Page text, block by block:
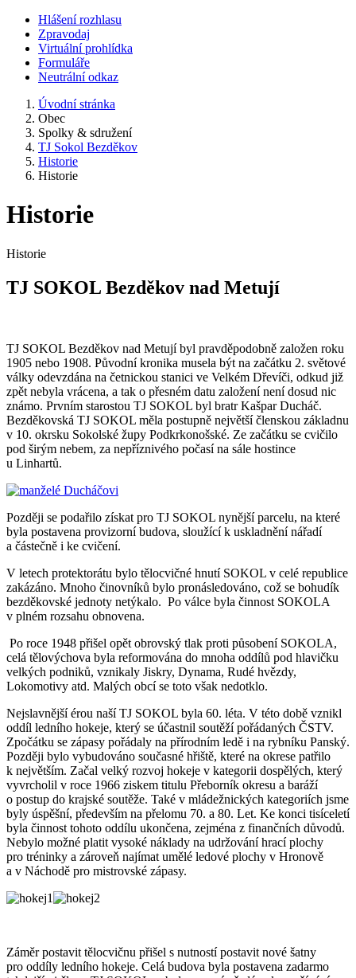
Hlášení rozhlasu
Zpravodaj
Virtuální prohlídka
Formuláře
Neutrální odkaz
Úvodní stránka
Obec
Spolky & sdružení
TJ Sokol Bezděkov
Historie
Historie
Historie
Historie
TJ SOKOL Bezděkov nad Metují
TJ SOKOL Bezděkov nad Metují byl pravděpodobně založen roku
1905 nebo 1908. Původní kronika musela být na začátku 2. světové
války odevzdána na četnickou stanici ve Velkém Dřevíči, odkud již
zpět nebyla vrácena, a tak o přesném datu založení není dosud nic
známo. Prvním starostou TJ SOKOL byl bratr Kašpar Ducháč.
Bezděkovská TJ SOKOL měla postupně největší členskou základnu
v 10. okrsku Sokolské župy Podkrkonošské. Ze začátku se cvičilo
pod širým nebem, za nepříznivého počasí na sále hostince
u Linhartů.
Později se podařilo získat pro TJ SOKOL nynější parcelu, na které
byla postavena provizorní budova, sloužící k uskladnění nářadí
a částečně i ke cvičení.
V letech protektorátu bylo tělocvičné hnutí SOKOL v celé republice
zakázáno. Mnoho činovníků bylo pronásledováno, což se bohudík
bezděkovské jednoty netýkalo. Po válce byla činnost SOKOLA
v plném rozsahu obnovena.
Po roce 1948 přišel opět obrovský tlak proti působení SOKOLA,
celá tělovýchova byla reformována do mnoha oddílů pod hlavičku
velkých podniků, vznikaly Jiskry, Dynama, Rudé hvězdy,
Lokomotivy atd. Malých obcí se toto však nedotklo.
Nejslavnější érou naší TJ SOKOL byla 60. léta. V této době vznikl
oddíl ledního hokeje, který se účastnil soutěží pořádaných ČSTV.
Zpočátku se zápasy pořádaly na přírodním ledě i na rybníku Panský.
Později bylo vybudováno současné hřiště, které na okrese patřilo
k největším. Začal velký rozvoj hokeje v kategorii dospělých, který
vyvrcholil v roce 1966 ziskem titulu Přeborník okresu a baráží
o postup do krajské soutěže. Také v mládežnických kategoriích jsme
byly úspěšní, především na přelomu 70. a 80. Let. Ke konci tisíceletí
byla činnost tohoto oddílu ukončena, zejména z finančních důvodů.
Nebylo možné platit vysoké náklady na udržování hrací plochy
pro tréninky a zároveň najímat umělé ledové plochy v Hronově
a v Náchodě pro mistrovské zápasy.
Záměr postavit tělocvičnu přišel s nutností postavit nové šatny
pro oddíly ledního hokeje. Celá budova byla postavena zadarmo